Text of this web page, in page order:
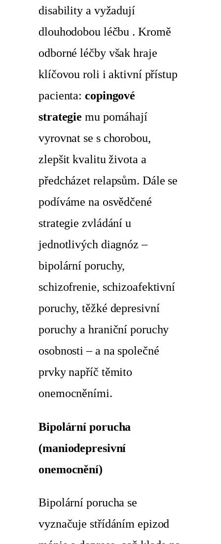
disability a vyžadují
dlouhodobou léčbu . Kromě
odborné léčby však hraje
klíčovou roli i aktivní přístup
pacienta:copingové
strategie mu pomáhají
vyrovnat se s chorobou,
zlepšit kvalitu života a
předcházet relapsům. Dále se
podíváme na osvědčené
strategie zvládání u
jednotlivých diagnóz –
bipolární poruchy,
schizofrenie, schizoafektivní
poruchy, těžké depresivní
poruchy a hraniční poruchy
osobnosti – a na společné
prvky napříč těmito
onemocněními.
Bipolární porucha
(maniodepresivní
onemocnění)
Bipolární porucha se
vyznačuje střídáním epizod